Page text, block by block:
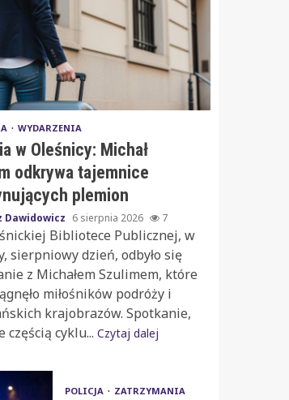
WYDARZENIA
w Oleśnicy: Michał
odkrywa tajemnice
plemion
Dawidowicz 6 sierpnia 2026 7
Bibliotece Publicznej, w
sierpniowy dzień, odbyło się
z Michałem Szulimem, które
miłośników podróży i
krajobrazów. Spotkanie,
częścią cyklu... Czytaj dalej
POLICJA ZATRZYMANIA